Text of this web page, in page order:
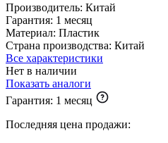
Производитель: Китай
Гарантия: 1 месяц
Материал: Пластик
Страна производства: Китай
Все характеристики
Нет в наличии
Показать аналоги
Гарантия: 1 месяц
Последняя цена продажи: